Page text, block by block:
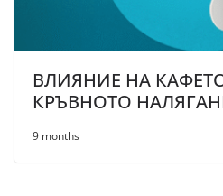
ВЛИЯНИЕ НА
КРЪВНОТО
9 months